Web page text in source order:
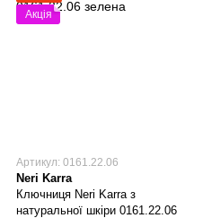
Акція
Артикул: 0161.22.06
Neri Karra
Ключниця Neri Karra з
натуральної шкіри 0161.22.06